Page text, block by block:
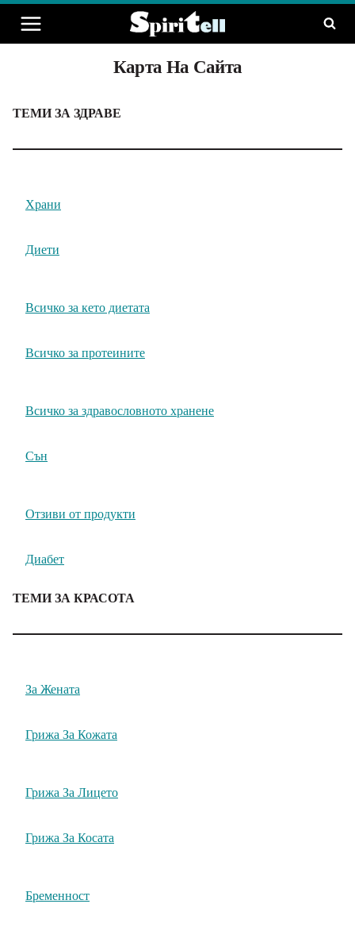
съдържанието
Карта На Сайта
ТЕМИ ЗА ЗДРАВЕ
Храни
Диети
Всичко за кето диетата
Всичко за протеините
Всичко за здравословното хранене
Сън
Отзиви от продукти
Диабет
ТЕМИ ЗА КРАСОТА
За Жената
Грижа За Кожата
Грижа За Лицето
Грижа За Косата
Бременност